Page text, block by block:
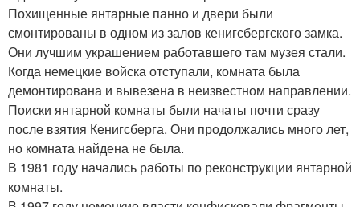
Похищенные янтарные панно и двери были
смонтированы в одном из залов кенигсбергского замка.
Они лучшим украшением работавшего там музея стали.
Когда немецкие войска отступали, комната была
демонтирована и вывезена в неизвестном направлении.
Поиски янтарной комнаты были начаты почти сразу
после взятия Кенигсберга. Они продолжались много лет,
но комната найдена не была.
В 1981 году начались работы по реконструкции янтарной
комнаты.